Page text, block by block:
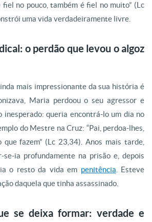
fiel no pouco, também é fiel no muito” (Lc
uma vida verdadeiramente livre.
o perdão que levou o algoz
mais impressionante da sua história é
Maria perdoou o seu agressor e
inesperado: queria encontrá-lo um dia no
do Mestre na Cruz: “Pai, perdoa-lhes,
que fazem” (Lc 23,34). Anos mais tarde,
se-ia profundamente na prisão e, depois
o resto da vida em penitência. Esteve
daquela que tinha assassinado.
se deixa formar: verdade e